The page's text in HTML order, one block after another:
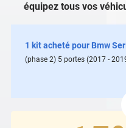
équipez tous vos
1 kit acheté pour Bmw
(phase 2) 5portes (2017 -